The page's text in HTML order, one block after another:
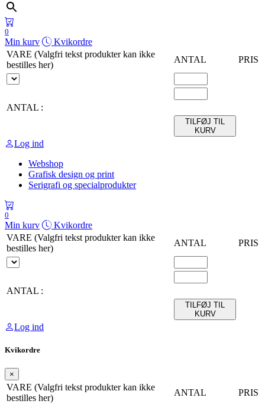
0
Min kurv
Kvikordre
VARE (Valgfri tekst produkter kan ikke
bestilles her)
ANTAL PRIS
ANTAL :
TILFØJ TIL
KURV
Log ind
Webshop
Grafisk design og print
Serigrafi og specialprodukter
0
Min kurv
Kvikordre
VARE (Valgfri tekst produkter kan ikke
bestilles her)
ANTAL PRIS
ANTAL :
TILFØJ TIL
KURV
Log ind
Kvikordre
×
VARE (Valgfri tekst produkter kan ikke
bestilles her)
ANTAL PRIS